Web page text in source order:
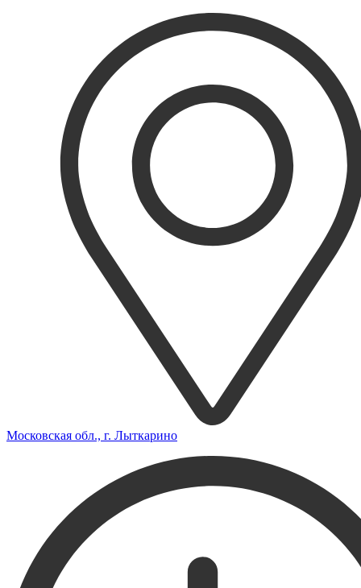
Московская обл., г. Лыткарино